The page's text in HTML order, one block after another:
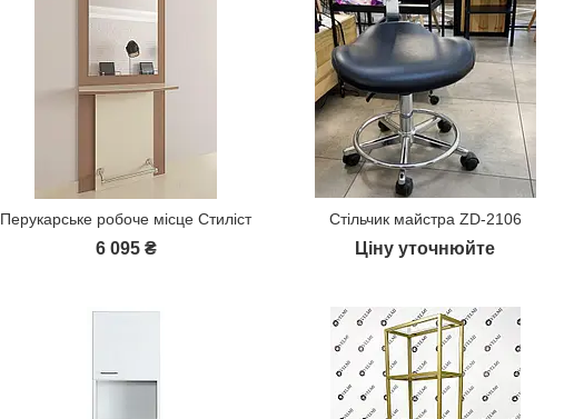
Перукарське робоче місце Стиліст
6 095 ₴
Стільчик майстра ZD-2106
Ціну уточнюйте